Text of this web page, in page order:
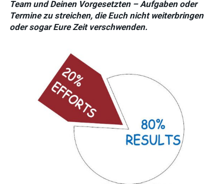
Team und Deinen Vorgesetzten – Aufgaben oder
Termine zu streichen, die Euch nicht weiterbringen
oder sogar Eure Zeit verschwenden.